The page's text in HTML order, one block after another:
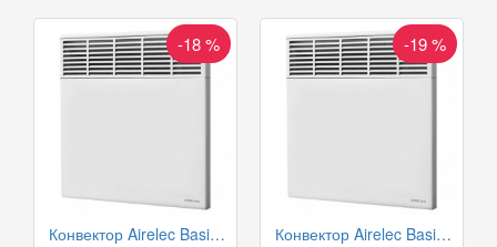
-18 %
Конвектор Airelec Basic Pro 1500W, Електронен термостат
-19 %
Конвектор Airelec Basic Pro 2500W, Електронен термостат